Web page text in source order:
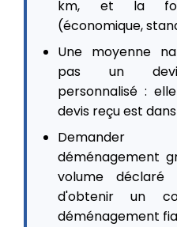
km, et la
(économique,
Une moyenne
pas un devis
personnalisé :
devis reçu est
Demander
déménagement
volume
d'obtenir un
déménagement